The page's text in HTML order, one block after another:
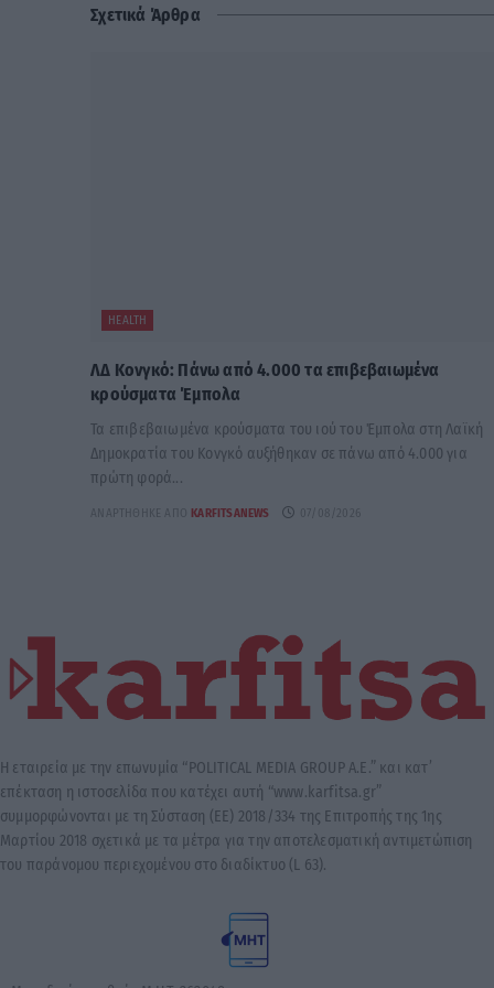
Σχετικά Άρθρα
HEALTH
ΛΔ Κονγκό: Πάνω από 4.000 τα επιβεβαιωμένα
κρούσματα Έμπολα
Τα επιβεβαιωμένα κρούσματα του ιού του Έμπολα στη Λαϊκή
Δημοκρατία του Κονγκό αυξήθηκαν σε πάνω από 4.000 για
πρώτη φορά...
KARFITSANEWS 07/08/2026
Η εταιρεία με την επωνυμία “POLITICAL MEDIA GROUP A.E.” και κατ’
επέκταση η ιστοσελίδα που κατέχει αυτή “www.karfitsa.gr”
συμμορφώνονται με τη Σύσταση (ΕΕ) 2018/334 της Επιτροπής της 1ης
Μαρτίου 2018 σχετικά με τα μέτρα για την αποτελεσματική αντιμετώπιση
του παράνομου περιεχομένου στο διαδίκτυο (L 63).